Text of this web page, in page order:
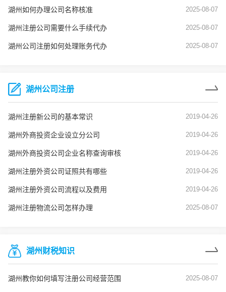
湖州如何办理公司名称核准 2025-08-07
湖州注册公司需要什么手续代办 2025-08-07
湖州公司注册如何处理账务代办 2025-08-07
湖州公司注册
湖州注册新公司的基本常识 2019-04-26
湖州外商投资企业设立分公司 2019-04-26
湖州外商投资公司企业名称查询审核 2019-04-26
湖州注册外资公司证照共有哪些 2019-04-26
湖州注册外资公司流程以及费用 2019-04-26
湖州注册物流公司怎样办理 2025-08-07
湖州财税知识
湖州教你如何填写注册公司经营范围 2025-08-07